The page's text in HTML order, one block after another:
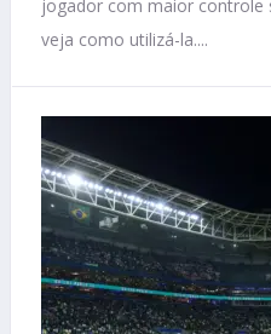
jogador com maior controle
veja como utilizá-la....